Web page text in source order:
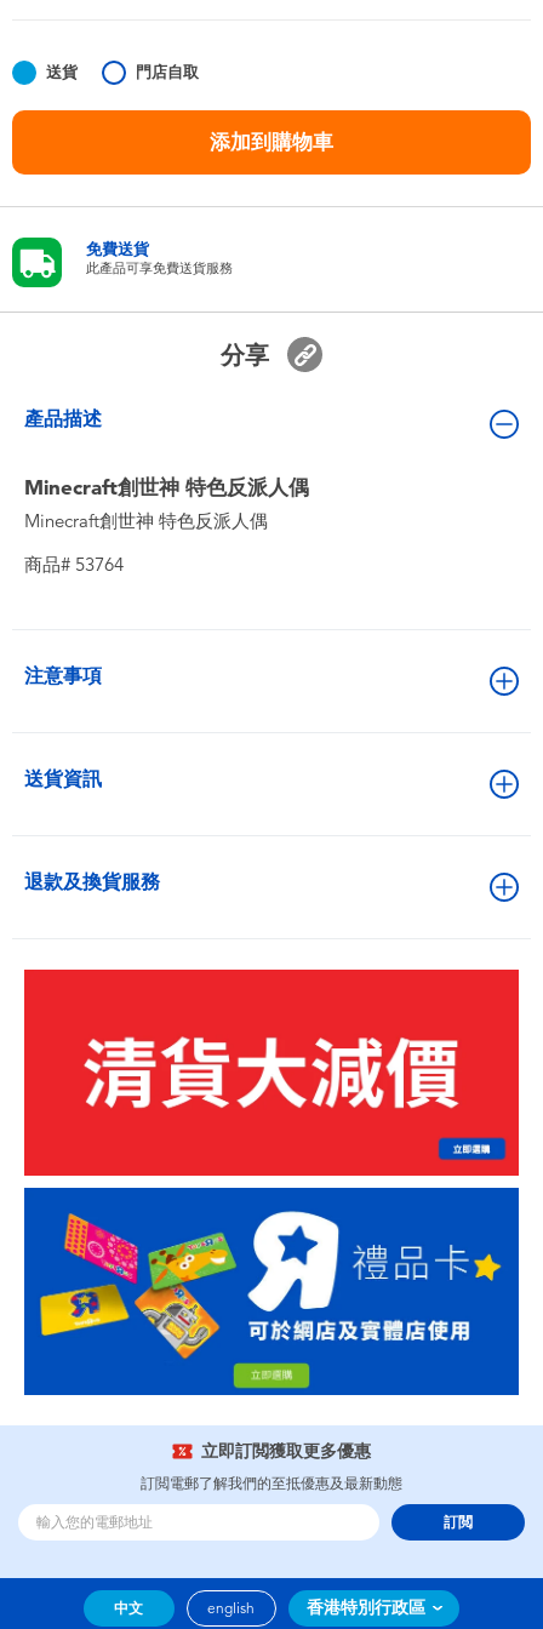
任天堂 Switch
送貨 門店自取
添加到購物車
免費送貨
此產品可享免費送貨服務
分享
產品描述
Minecraft創世神 特色反派人偶
Minecraft創世神 特色反派人偶
商品# 53764
注意事項
送貨資訊
退款及換貨服務
立即訂閲獲取更多優惠
訂閲電郵了解我們的至抵優惠及最新動態
訂閲
中文 english 香港特別行政區